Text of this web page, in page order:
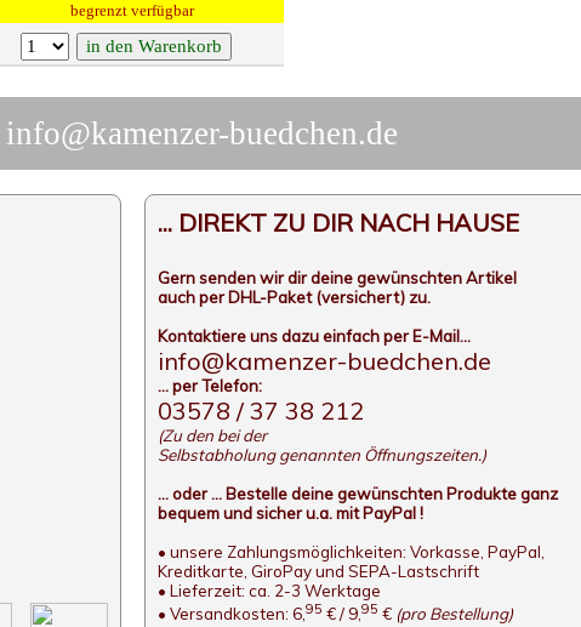
begrenzt verfügbar
info@kamenzer-buedchen.de
... DIREKT ZU DIR NACH HAUSE
Gern senden wir dir deine gewünschten Artikel
auch per DHL-Paket (versichert) zu.
Kontaktiere uns dazu einfach per E-Mail...
info@kamenzer-buedchen.de
... per Telefon:
03578 / 37 38 212
(Zu den bei der
Selbstabholung genannten Öffnungszeiten.)
... oder ... Bestelle deine gewünschten Produkte ganz
bequem und sicher u.a. mit PayPal !
• unsere Zahlungsmöglichkeiten: Vorkasse, PayPal,
Kreditkarte, GiroPay und SEPA-Lastschrift
• Lieferzeit: ca. 2-3 Werktage
• Versandkosten: 6,95 € / 9,95 € (pro Bestellung)